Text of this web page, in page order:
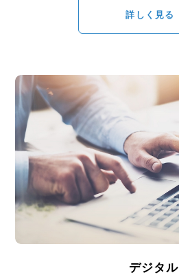
詳しく見る
デジタル